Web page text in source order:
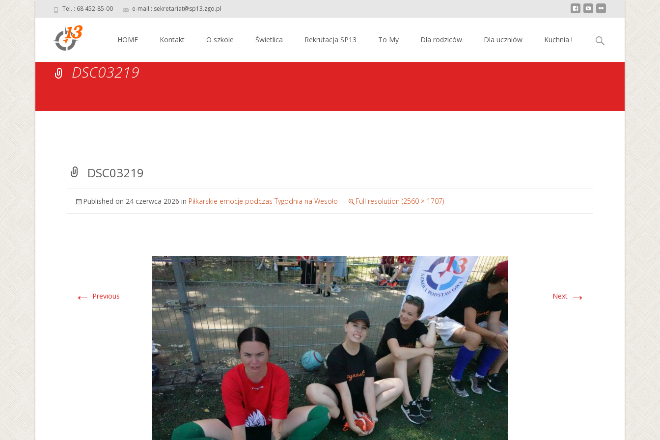
Tel. : 68 452-85-00 e-mail : sekretariat@sp13.zgo.pl
HOME Kontakt O szkole Świetlica Rekrutacja SP13 To My Dla rodziców Dla uczniów Kuchnia ! Szukaj:
DSC03219
DSC03219
Published on 24 czerwca 2026 in Piłkarskie emocje podczas Tygodnia na Wesoło Full resolution (2560 × 1707)
← Previous Next →